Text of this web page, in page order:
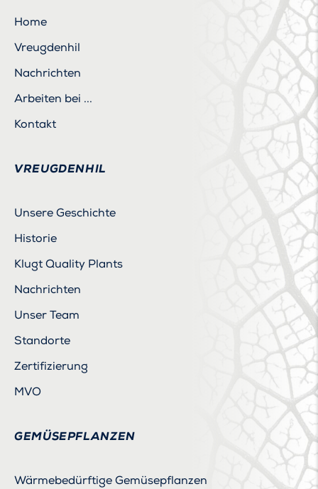
Home
Vreugdenhil
Nachrichten
Arbeiten bei ...
Kontakt
VREUGDENHIL
Unsere Geschichte
Historie
Klugt Quality Plants
Nachrichten
Unser Team
Standorte
Zertifizierung
MVO
GEMÜSEPFLANZEN
Wärmebedürftige Gemüsepflanzen